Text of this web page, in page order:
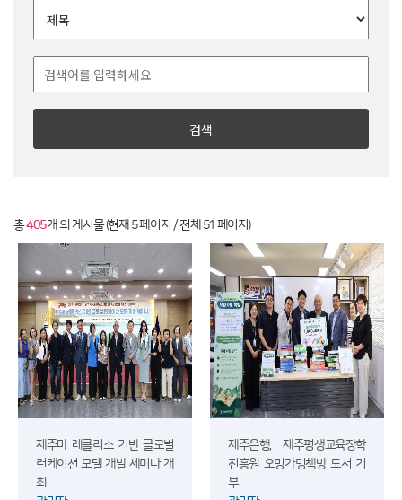
검색
총405개 의 게시물 (현재 5 페이지 / 전체 51 페이지)
제주마 레클리스 기반 글로벌
런케이션 모델 개발 세미나 개
최
제주은행, 제주평생교육장학
진흥원 오멍가멍책방 도서 기
부